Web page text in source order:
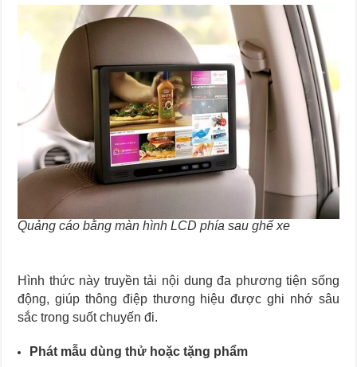
Quảng cáo bằng màn hình LCD phía sau ghế xe
Hình thức này truyền tải nội dung đa phương tiện sống
động, giúp thông điệp thương hiệu được ghi nhớ sâu
sắc trong suốt chuyến đi.
Phát mẫu dùng thử hoặc tặng phẩm